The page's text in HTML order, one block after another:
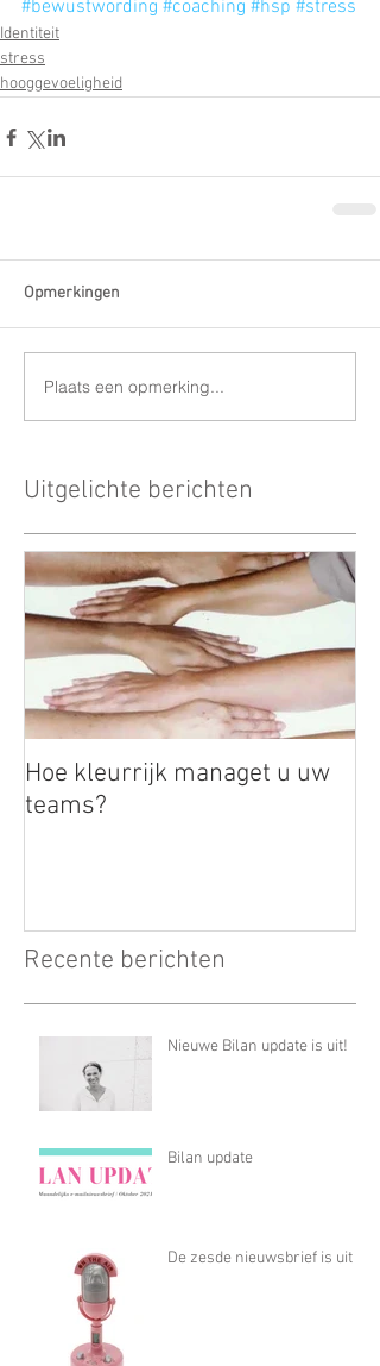
#bewustwording #coaching #hsp #stress
Identiteit
stress
hooggevoeligheid
Opmerkingen
Plaats een opmerking...
Uitgelichte berichten
Hoe kleurrijk managet u uw
teams?
Recente berichten
Nieuwe Bilan update is uit!
Bilan update
De zesde nieuwsbrief is uit